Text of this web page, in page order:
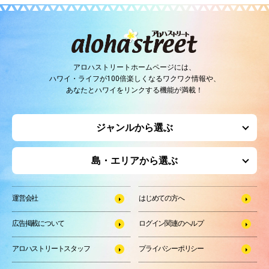
アロハストリートホームページには、
ハワイ・ライフが100倍楽しくなるワクワク情報や、
あなたとハワイをリンクする機能が満載！
ジャンルから選ぶ
島・エリアから選ぶ
運営会社 はじめての方へ
広告掲載について ログイン関連のヘルプ
アロハストリートスタッフ プライバシーポリシー